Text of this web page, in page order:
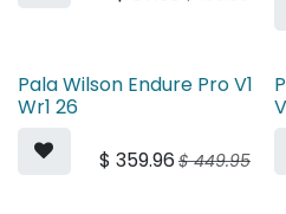
Pala Wilson Endure Pro V1
Wr1 26
$ 359.96 $449.95